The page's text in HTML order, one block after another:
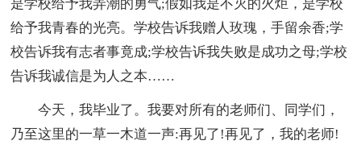
是学校给予我弄潮的勇气;假如我是不灭的火炬，是学校
给予我青春的光亮。学校告诉我赠人玫瑰，手留余香;学
校告诉我有志者事竟成;学校告诉我失败是成功之母;学校
告诉我诚信是为人之本……
今天，我毕业了。我要对所有的老师们、同学们，
乃至这里的一草一木道一声:再见了!再见了，我的老师!